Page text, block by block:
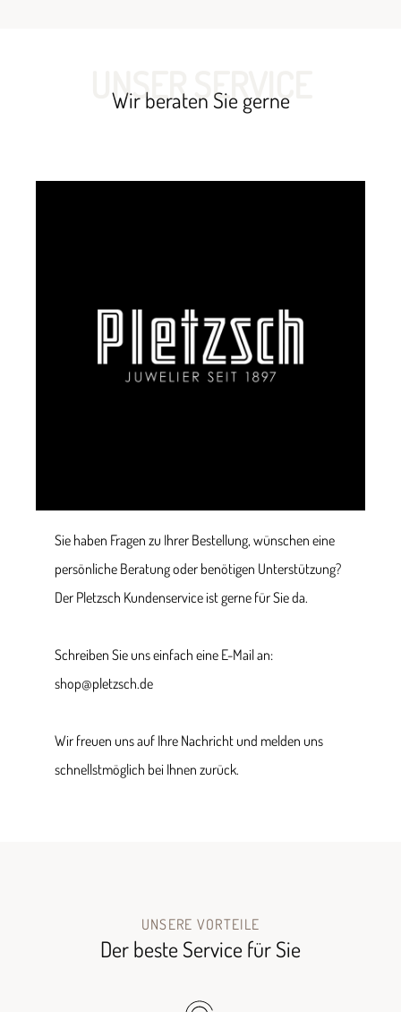
UNSER SERVICE
Wir beraten Sie gerne
Sie haben Fragen zu Ihrer Bestellung, wünschen eine
persönliche Beratung oder benötigen Unterstützung?
Der Pletzsch Kundenservice ist gerne für Sie da.
Schreiben Sie uns einfach eine E-Mail an:
shop@pletzsch.de
Wir freuen uns auf Ihre Nachricht und melden uns
schnellstmöglich bei Ihnen zurück.
UNSERE VORTEILE
Der beste Service für Sie